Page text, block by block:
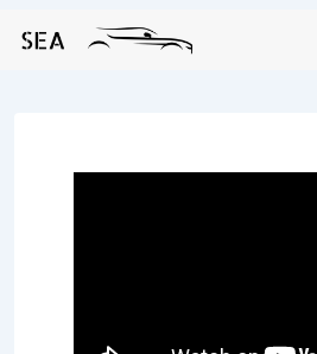
Saltar